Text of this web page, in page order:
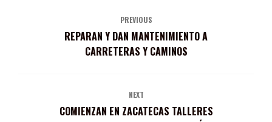
PREVIOUS
REPARAN Y DAN MANTENIMIENTO A
CARRETERAS Y CAMINOS
NEXT
COMIENZAN EN ZACATECAS TALLERES